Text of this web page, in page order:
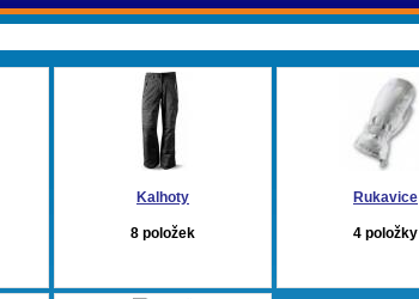
Kalhoty
8 položek
Rukavice
4 položky